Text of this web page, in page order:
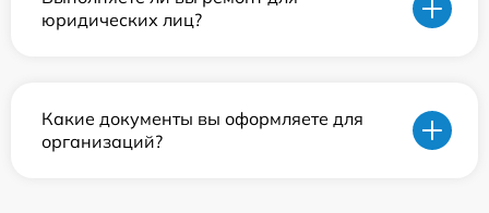
юридических лиц?
Какие документы вы оформляете для
организаций?